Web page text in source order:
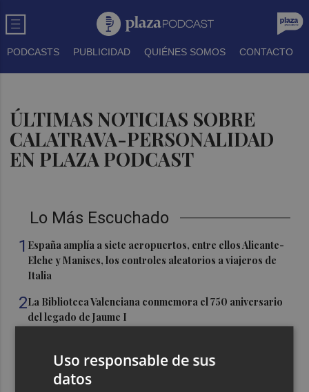
PODCASTS PUBLICIDAD QUIÉNES SOMOS CONTACTO
ÚLTIMAS NOTICIAS SOBRE
CALATRAVA-PERSONALIDAD
EN PLAZA PODCAST
Lo Más Escuchado
1 España amplía a siete aeropuertos, entre ellos Alicante-
Elche y Manises, los controles aleatorios a viajeros de
Italia
2La Biblioteca Valenciana conmemora el 750 aniversario
del legado de Jaume I
vuelve a abrazar en las playas por el Mar Menor
Levantan el confinamiento del municipio castellonense
Uso responsable de sus
datos